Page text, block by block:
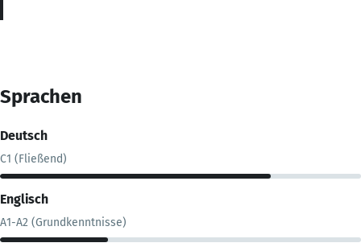
Sprachen
Deutsch
C1 (Fließend)
Englisch
A1-A2 (Grundkenntnisse)